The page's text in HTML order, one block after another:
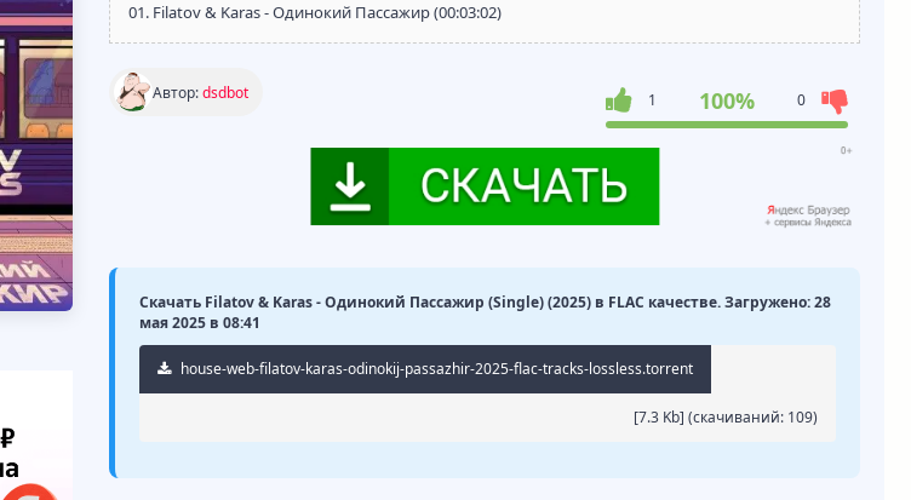
01. Filatov & Karas - Одинокий Пассажир (00:03:02)
Автор:dsdbot 1 100% 0
Скачать Filatov & Karas - Одинокий Пассажир (Single) (2025) в FLAC качестве. Загружено: 28
мая 2025 в 08:41
house-web-filatov-karas-odinokij-passazhir-2025-flac-tracks-lossless.torrent
[7.3 Kb] (cкачиваний: 109)